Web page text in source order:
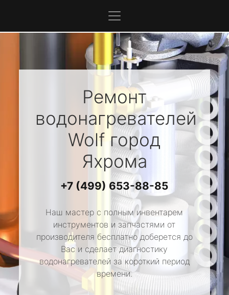
Ремонт
водонагревателей
Wolf город
Яхрома
+7 (499) 653-88-85
Наш мастер с полным инвентарем
инструментов и запчастями от
производителя бесплатно доберется до
Вас и сделает диагностику
водонагревателей за короткий период
времени.